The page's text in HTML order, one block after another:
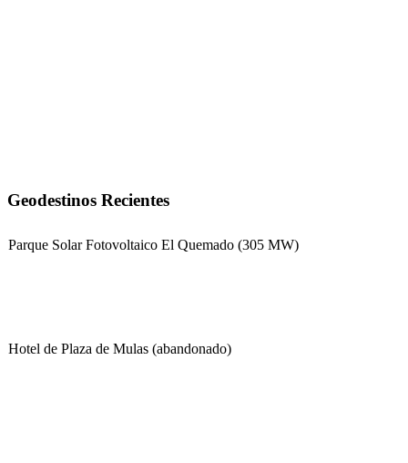
Geodestinos Recientes
Parque Solar Fotovoltaico El Quemado (305 MW)
Hotel de Plaza de Mulas (abandonado)